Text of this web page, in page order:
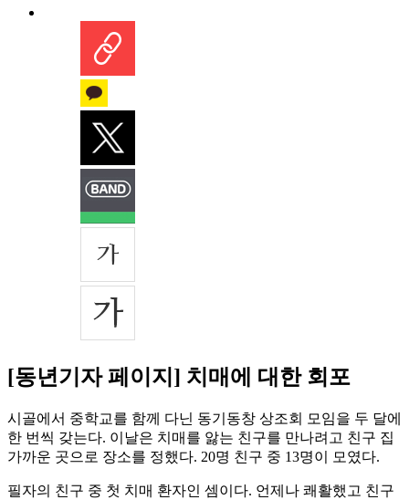
[동년기자 페이지] 치매에 대한 회포
시골에서 중학교를 함께 다닌 동기동창 상조회 모임을 두 달에
한 번씩 갖는다. 이날은 치매를 앓는 친구를 만나려고 친구 집
가까운 곳으로 장소를 정했다. 20명 친구 중 13명이 모였다.
필자의 친구 중 첫 치매 환자인 셈이다. 언제나 쾌활했고 친구